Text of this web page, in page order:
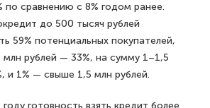
по сравнению с 8% годом ранее.
до 500 тысяч рублей
59% потенциальных покупателей,
рублей — 33%, на сумму 1–1,5
и 1% — свыше 1,5 млн рублей.